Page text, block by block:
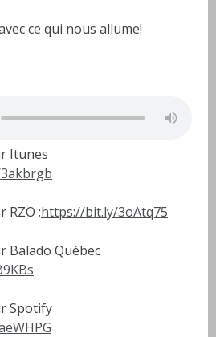
ce qui nous allume!
Itunes
RZO :https://bit.ly/3oAtq75
Balado Québec
Spotify